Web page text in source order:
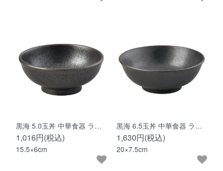
黒海 5.0玉丼 中華食器 ラ…
1,016円(税込)
15.5×6cm
黒海 6.5玉丼 中華食器 ラ…
1,630円(税込)
20×7.5cm